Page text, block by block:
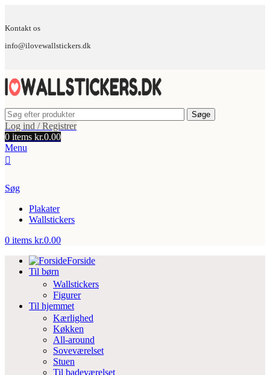
Kontakt os
info@ilovewallstickers.dk
Søge
Log ind / Registrer
0 items kr.0.00
Menu
Søg
Plakater
Wallstickers
0 items kr.0.00
Forside
Til børn
Wallstickers
Figurer
Til hjemmet
Kærlighed
Køkken
All-around
Soveværelset
Stuen
Til badeværelset